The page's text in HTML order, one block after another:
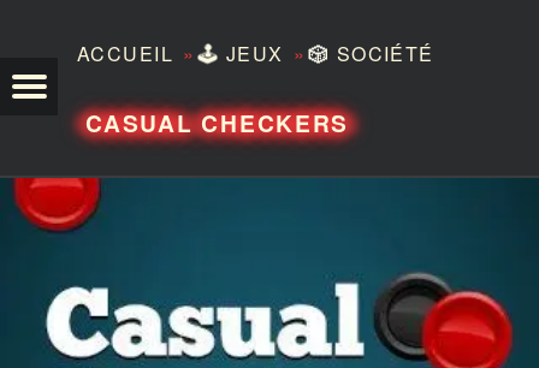
ACCUEIL »🕹️ JEUX »🎲 SOCIÉTÉ
CASUAL CHECKERS